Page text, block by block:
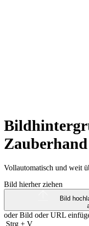
Vollautomatisch und weit
Bild hierher ziehen
Bild
oder Bild oderURL
Strg + V